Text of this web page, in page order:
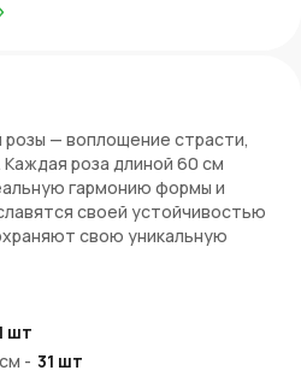
розы — воплощение страсти,
роза длиной 60 см
гармонию формы и
своей устойчивостью
свою уникальную
любого значимого события, а
чувства и эмоции.
шт
- 31 шт